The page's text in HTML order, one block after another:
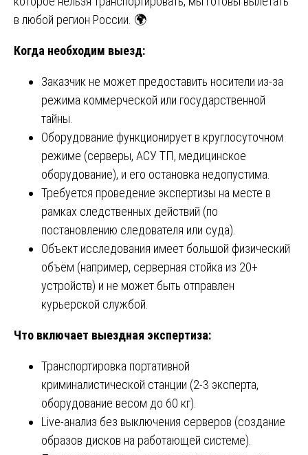
в любой регион России. 🌍
Когда необходим выезд:
Заказчик не может предоставить носители из-за
режима коммерческой или государственной
тайны.
Оборудование функционирует в круглосуточном
режиме (серверы, АСУ ТП, медицинское
оборудование), и его остановка недопустима.
Требуется проведение экспертизы на месте в
рамках следственных действий (по
постановлению следователя или суда).
Объект исследования имеет большой физический
объём (например, серверная стойка из 20+
устройств) и не может быть отправлен
курьерской службой.
Что включает выездная экспертиза:
Транспортировка портативной
криминалистической станции (2-3 эксперта,
оборудование весом до 60 кг).
Live-анализ без выключения серверов (создание
образов дисков на работающей системе).